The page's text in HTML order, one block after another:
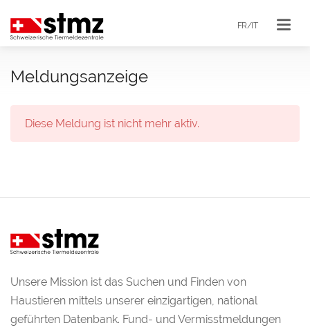
FR/IT
Meldungsanzeige
Diese Meldung ist nicht mehr aktiv.
Unsere Mission ist das Suchen und Finden von
Haustieren mittels unserer einzigartigen, national
geführten Datenbank. Fund- und Vermisstmeldungen